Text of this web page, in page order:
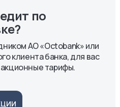
по
АО «Octobank» или
клиента банка, для вас
тарифы.